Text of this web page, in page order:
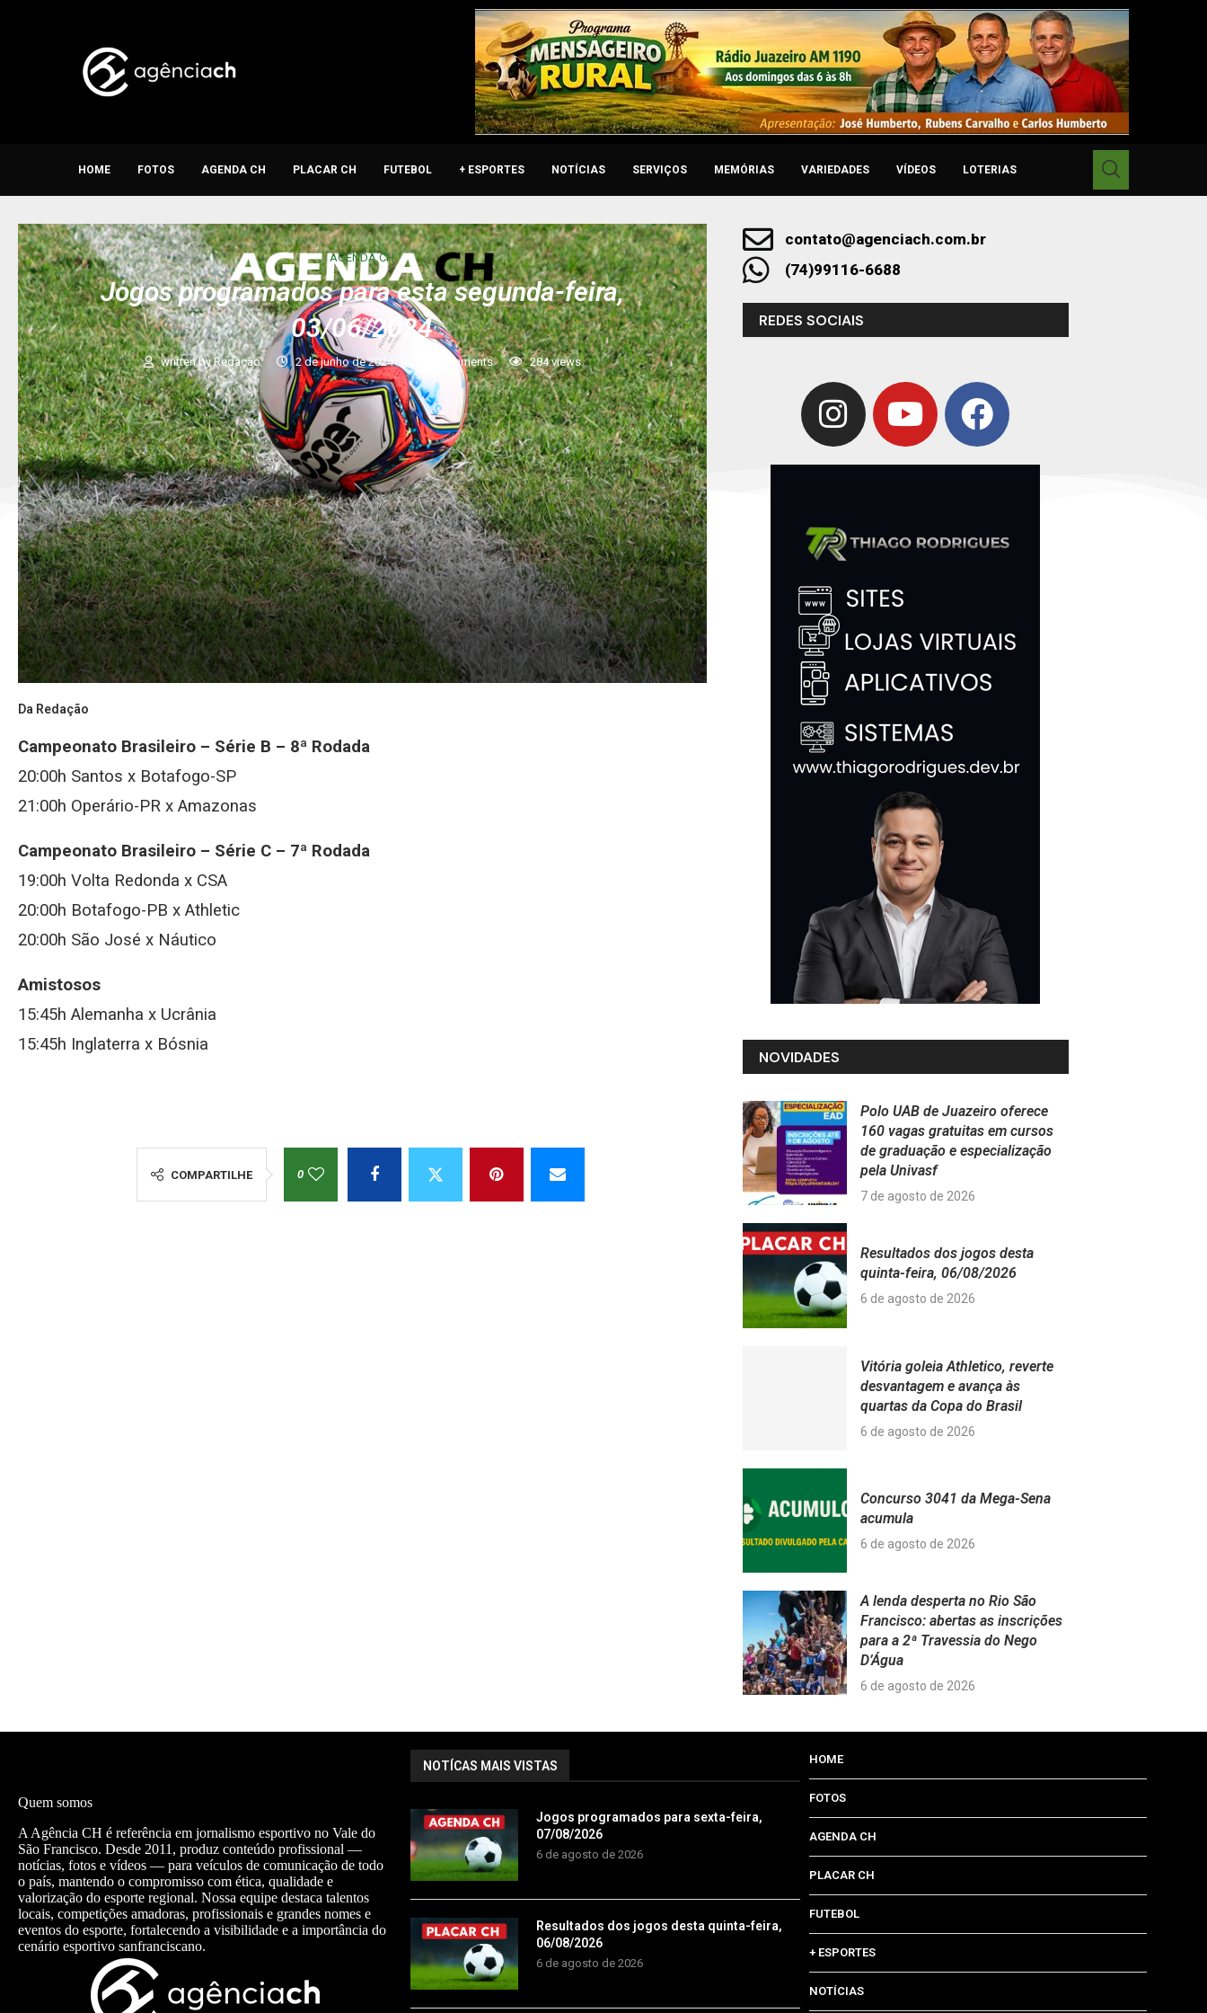
HOME FOTOS AGENDA CH PLACAR CH FUTEBOL + ESPORTES NOTÍCIAS SERVIÇOS MEMÓRIAS VARIEDADES VÍDEOS LOTERIAS
AGENDA CH
Jogos programados para esta segunda-feira,
03/06/2024
written byRedação 2 de junho de 2024 0 comments 284views
Da Redação
Campeonato Brasileiro – Série B – 8ª Rodada
20:00h Santos x Botafogo-SP
21:00h Operário-PR x Amazonas
Campeonato Brasileiro – Série C – 7ª Rodada
19:00h Volta Redonda x CSA
20:00h Botafogo-PB x Athletic
20:00h São José x Náutico
Amistosos
15:45h Alemanha x Ucrânia
15:45h Inglaterra x Bósnia
COMPARTILHE 0
contato@agenciach.com.br
(74)99116-6688
REDES SOCIAIS
NOVIDADES
Polo UAB de Juazeiro oferece
160 vagas gratuitas em cursos
de graduação e especialização
pela Univasf
7 de agosto de 2026
Resultados dos jogos desta
quinta-feira, 06/08/2026
6 de agosto de 2026
Vitória goleia Athletico, reverte
desvantagem e avança às
quartas da Copa do Brasil
6 de agosto de 2026
Concurso 3041 da Mega-Sena
acumula
6 de agosto de 2026
A lenda desperta no Rio São
Francisco: abertas as inscrições
para a 2ª Travessia do Nego
D’Água
6 de agosto de 2026
Quem somos
A Agência CH é referência em jornalismo esportivo no Vale do
São Francisco. Desde 2011, produz conteúdo profissional —
notícias, fotos e vídeos — para veículos de comunicação de todo
o país, mantendo o compromisso com ética, qualidade e
valorização do esporte regional. Nossa equipe destaca talentos
locais, competições amadoras, profissionais e grandes nomes e
eventos do esporte, fortalecendo a visibilidade e a importância do
cenário esportivo sanfranciscano.
NOTÍCAS MAIS VISTAS
Jogos programados para sexta-feira,
07/08/2026
6 de agosto de 2026
Resultados dos jogos desta quinta-feira,
06/08/2026
6 de agosto de 2026
HOME
FOTOS
AGENDA CH
PLACAR CH
FUTEBOL
+ ESPORTES
NOTÍCIAS